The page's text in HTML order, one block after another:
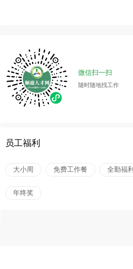
微信扫一扫
随时随地找工作
员工福利
大小周 免费工作餐 全勤福利
年终奖